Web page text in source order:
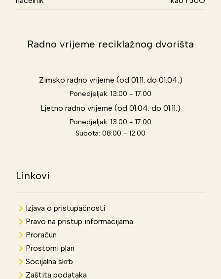
Radno vrijeme reciklažnog dvorišta
Zimsko radno vrijeme (od 01.11. do 01.04.)
Ponedjeljak: 13:00 - 17:00
Ljetno radno vrijeme (od 01.04. do 01.11.)
Ponedjeljak: 13:00 - 17:00
Subota: 08:00 - 12:00
Linkovi
Izjava o pristupačnosti
Pravo na pristup informacijama
Proračun
Prostorni plan
Socijalna skrb
Zaštita podataka